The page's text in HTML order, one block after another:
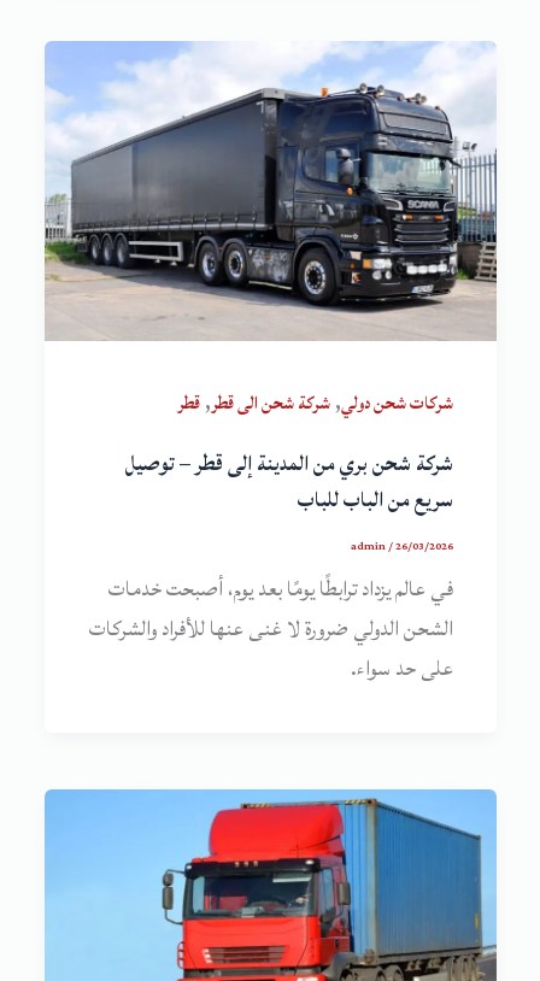
شركات شحن دولي,شركة شحن الى قطر,قطر
شركة شحن بري من المدينة إلى قطر – توصيل
سريع من الباب للباب
admin/26/03/2026
في عالم يزداد ترابطًا يومًا بعد يوم، أصبحت خدمات
الشحن الدولي ضرورة لا غنى عنها للأفراد والشركات
على حد سواء.